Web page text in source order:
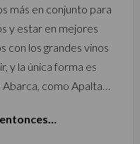
más en conjunto para
y estar en mejores
con los grandes vinos
y la única forma es
como Apalta…